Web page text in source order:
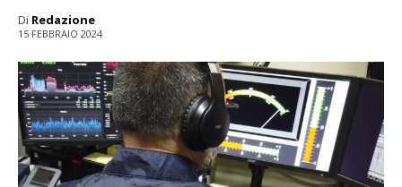
Di Redazione
15 FEBBRAIO 2024